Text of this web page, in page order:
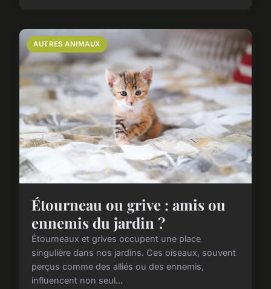
AUTRES ANIMAUX
Étourneau ou grive : amis ou
ennemis du jardin ?
Étourneaux et grives occupent une place
singulière dans nos jardins. Ces oiseaux, souvent
perçus comme des alliés ou des ennemis,
influencent non seul...